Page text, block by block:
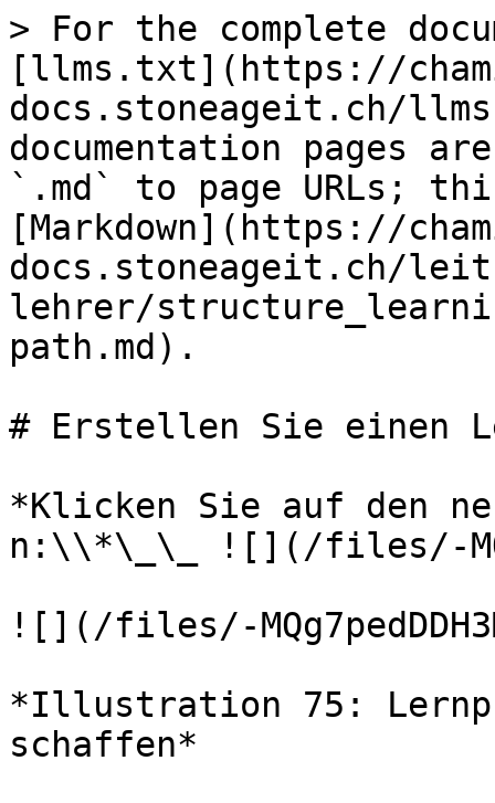
> For the complete
[llms.txt](https://
docs.stoneageit.ch/
documentation pages
`.md` to page URLs;
[Markdown](https://
docs.stoneageit.ch/
lehrer/
path.md).
# Erstellen Sie einen
*Klicken Sie auf den
n:\\*\_\_ ![](/files/-
![](/files/-
*Illustration 75:
schaffen*